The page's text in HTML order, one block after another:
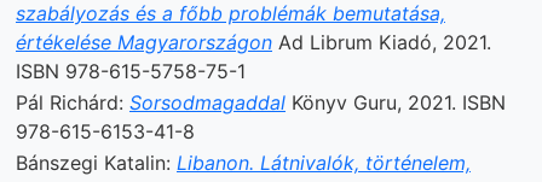
szabályozás és a főbb problémák bemutatása,
értékelése Magyarországon Ad Librum Kiadó, 2021.
ISBN 978-615-5758-75-1
Pál Richárd: Sorsodmagaddal Könyv Guru, 2021. ISBN
978-615-6153-41-8
Bánszegi Katalin: Libanon. Látnivalók, történelem,